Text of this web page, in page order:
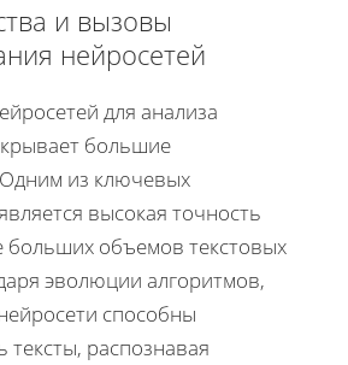
и вызовы
нейросетей
для анализа
большие
из ключевых
высокая точность
больших объемов текстовых
эволюции алгоритмов,
способны
тексты, распознавая